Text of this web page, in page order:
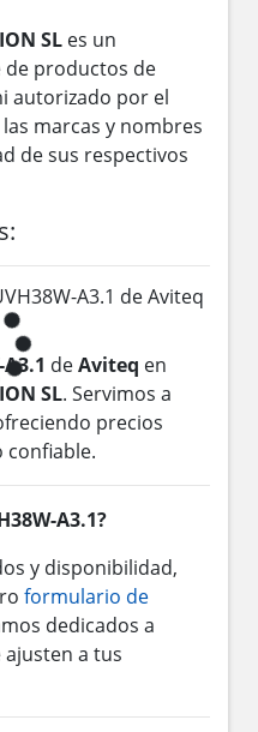
SL es un
productos de
autorizado por el
marcas y nombres
de sus respectivos
A3.1 de Aviteq
deAviteq en
SL. Servimos a
precios
confiable.
A3.1?
y disponibilidad,
formulario de
dedicados a
a tus